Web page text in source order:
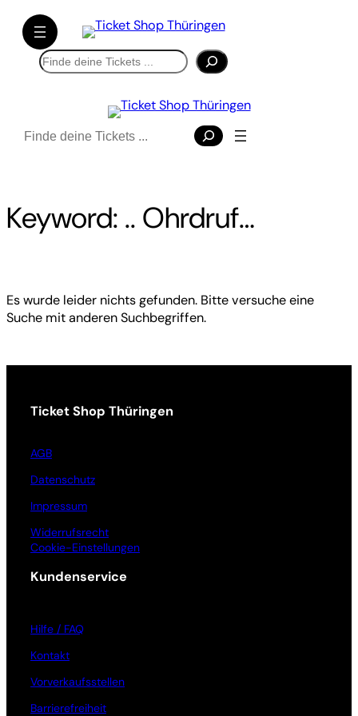
Direkt
zum
Inhalt
wechseln
Suchen
Suchen
Keyword: .. Ohrdruf…
Es wurde leider nichts gefunden. Bitte versuche eine
Suche mit anderen Suchbegriffen.
Ticket Shop Thüringen
AGB
Datenschutz
Impressum
Widerrufsrecht
Cookie-Einstellungen
Kundenservice
Hilfe / FAQ
Kontakt
Vorverkaufsstellen
Barrierefreiheit